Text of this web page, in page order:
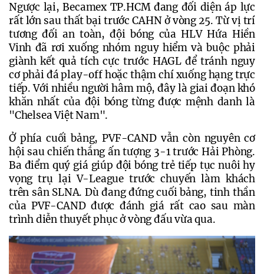
Ngược lại, Becamex TP.HCM đang đối diện áp lực
rất lớn sau thất bại trước CAHN ở vòng 25. Từ vị trí
tương đối an toàn, đội bóng của HLV Hứa Hiền
Vinh đã rơi xuống nhóm nguy hiểm và buộc phải
giành kết quả tích cực trước HAGL để tránh nguy
cơ phải đá play-off hoặc thậm chí xuống hạng trực
tiếp. Với nhiều người hâm mộ, đây là giai đoạn khó
khăn nhất của đội bóng từng được mệnh danh là
"Chelsea Việt Nam".
Ở phía cuối bảng, PVF-CAND vẫn còn nguyên cơ
hội sau chiến thắng ấn tượng 3-1 trước Hải Phòng.
Ba điểm quý giá giúp đội bóng trẻ tiếp tục nuôi hy
vọng trụ lại V-League trước chuyến làm khách
trên sân SLNA. Dù đang đứng cuối bảng, tinh thần
của PVF-CAND được đánh giá rất cao sau màn
trình diễn thuyết phục ở vòng đấu vừa qua.